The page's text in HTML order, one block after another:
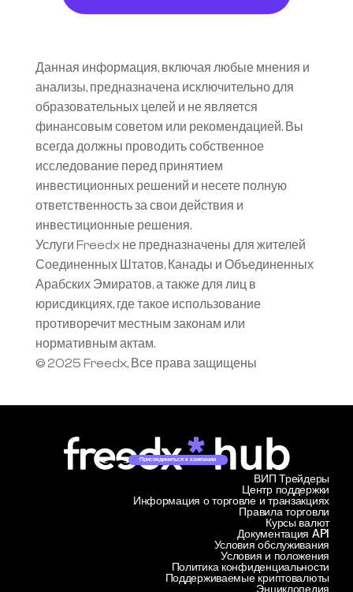
Данная информация, включая любые мнения и
анализы, предназначена исключительно для
образовательных целей и не является
финансовым советом или рекомендацией. Вы
всегда должны проводить собственное
исследование перед принятием
инвестиционных решений и несете полную
ответственность за свои действия и
инвестиционные решения.
Услуги Freedx не предназначены для жителей
Соединенных Штатов, Канады и Объединенных
Арабских Эмиратов, а также для лиц в
юрисдикциях, где такое использование
противоречит местным законам или
нормативным актам.
© 2025 Freedx, Все права защищены
Присоединиться к кампании
Центр поддержки
Информация о торговле и транзакциях
ВИП Трейдеры
Правила торговли
Курсы валют
Документация API
Условия обслуживания
Условия и положения
Политика конфиденциальности
Поддерживаемые криптовалюты
Энциклопедия